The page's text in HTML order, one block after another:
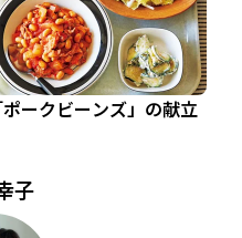
ポークビーンズ」の献立
子